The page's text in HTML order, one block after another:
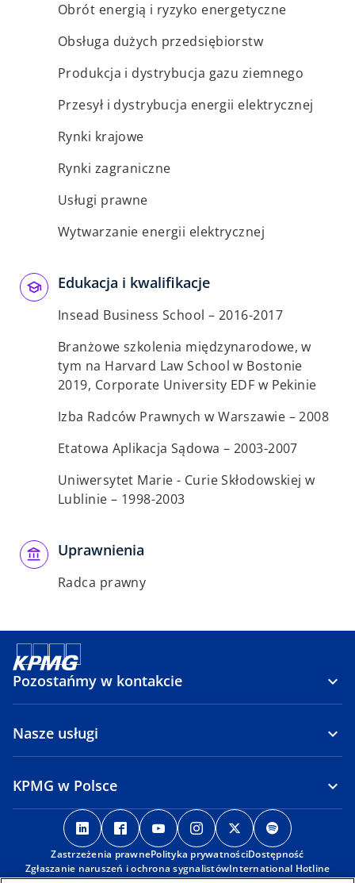
Obrót energią i ryzyko energetyczne
Obsługa dużych przedsiębiorstw
Produkcja i dystrybucja gazu ziemnego
Przesył i dystrybucja energii elektrycznej
Rynki krajowe
Rynki zagraniczne
Usługi prawne
Wytwarzanie energii elektrycznej
Edukacja i kwalifikacje
Insead Business School – 2016-2017
Branżowe szkolenia międzynarodowe, w
tym na Harvard Law School w Bostonie
2019, Corporate University EDF w Pekinie
Izba Radców Prawnych w Warszawie – 2008
Etatowa Aplikacja Sądowa – 2003-2007
Uniwersytet Marie - Curie Skłodowskiej w
Lublinie – 1998-2003
Uprawnienia
Radca prawny
Pozostańmy w kontakcie
Nasze usługi
KPMG w Polsce
o
p
e
n
o
p
e
n
o
p
e
n
o
p
e
n
o
p
e
n
p
e
n
Zastrzeżenia prawnePolityka prywatnościDostępność
Zgłaszanie naruszeń i ochrona sygnalistówInternational Hotline